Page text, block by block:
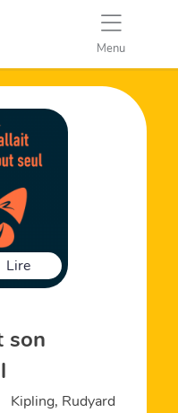
Menu
Lire
son
Kipling, Rudyard